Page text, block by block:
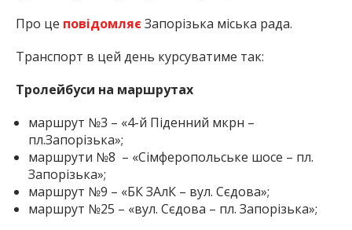
Про це повідомляє Запорізька міська рада.
Транспорт в цей день курсуватиме так:
Тролейбуси на маршрутах
маршрут №3 – «4-й Піденний мкрн –
пл.Запорізька»;
маршрути №8 – «Сімферопольське шосе – пл.
Запорізька»;
маршрут №9 – «БК ЗАлК – вул. Сєдова»;
маршрут №25 – «вул. Сєдова – пл. Запорізька»;